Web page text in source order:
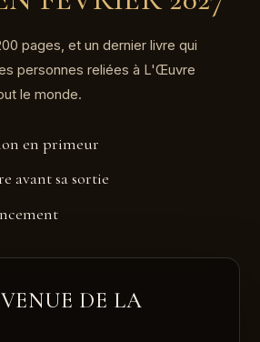
pages, et un dernier livre qui
personnes reliées à L'Œuvre
le monde.
en primeur
avant sa sortie
DE LA